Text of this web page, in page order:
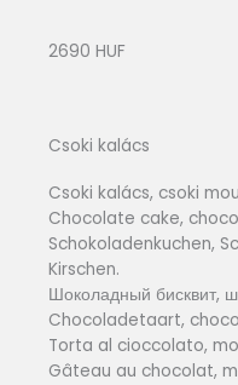
2690 HUF
Csoki kalács
Csoki kalács, csoki
Chocolate cake,
Schokoladenkuchen,
Kirschen.
Шоколадный бисквит,
Chocoladetaart,
Torta al cioccolato,
Gâteau au chocolat,